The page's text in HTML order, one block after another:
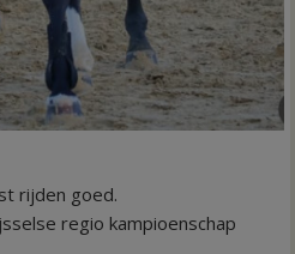
rijden goed.
regio kampioenschap